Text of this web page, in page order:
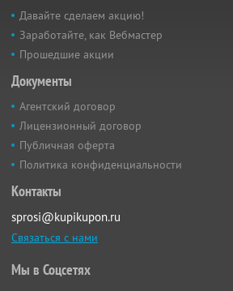
Давайте сделаем акцию!
Заработайте, как Вебмастер
Прошедшие акции
Документы
Агентский договор
Лицензионный договор
Публичная оферта
Политика конфиденциальности
Контакты
sprosi@kupikupon.ru
Связаться с нами
Мы в Соцсетях